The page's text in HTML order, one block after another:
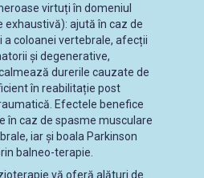
virtuți în domeniul
exhaustivă): ajută în caz de
a coloanei vertebrale, afecții
și degenerative,
durerile cauzate de
în reabilitație post
Efectele benefice
în caz de spasme musculare
iar și boala Parkinson
balneo-terapie.
vă oferă alături de